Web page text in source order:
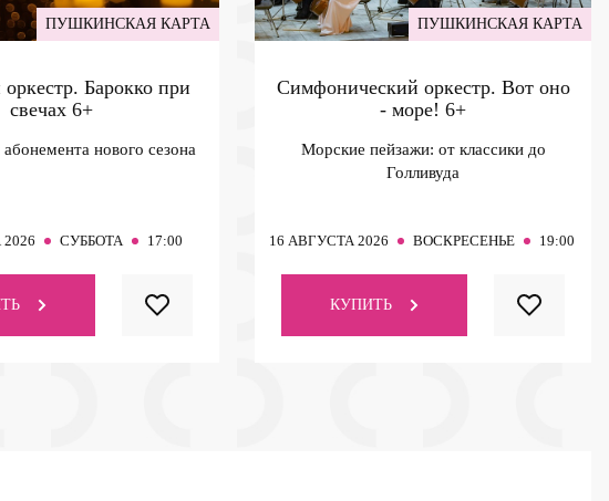
ПУШКИНСКАЯ КАРТА
Барокко при
свечах 6+
нового сезона
СУББОТА 17:00
ПУШКИНСКАЯ КАРТА
Симфонический оркестр. Вот оно
- море! 6+
Морские пейзажи: от классики до
Голливуда
16 АВГУСТА 2026 ВОСКРЕСЕНЬЕ 19:00
КУПИТЬ